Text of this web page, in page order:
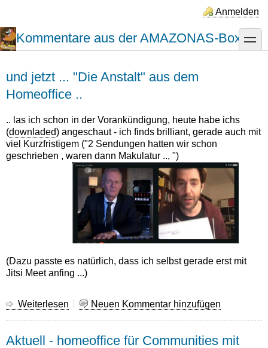
Inhalt
Anmelden
Kommentare aus der AMAZONAS-Box toggle
und jetzt ... "Die Anstalt" aus dem
Homeoffice ..
.. las ich schon in der Vorankündigung, heute habe ichs
(downladed) angeschaut - ich finds brilliant, gerade auch mit
viel Kurzfristigem ("2 Sendungen hatten wir schon
geschrieben , waren dann Makulatur .., ")
(Dazu passte es natürlich, dass ich selbst gerade erst mit
Jitsi Meet anfing ...)
Weiterlesen über
...
Neuen Kommentar hinzufügen
Aktuell - homeoffice für Communities mit